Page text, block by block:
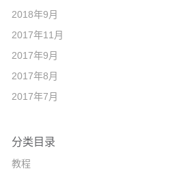
2018年9月
2017年11月
2017年9月
2017年8月
2017年7月
分类目录
教程